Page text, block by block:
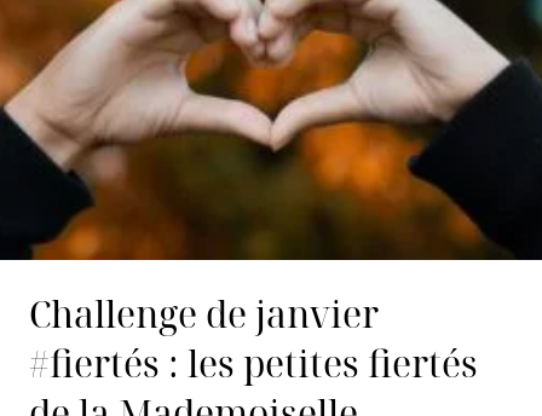
Challenge de janvier
#fiertés : les petites fiertés